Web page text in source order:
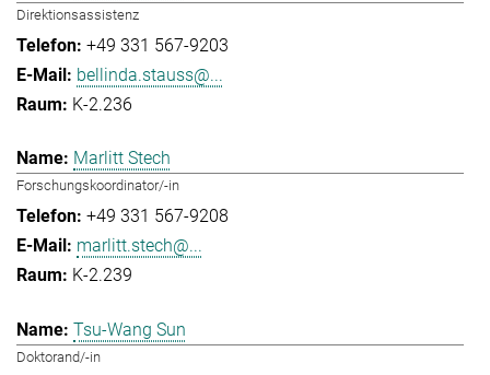
Direktionsassistenz
+49 331 567-9203
bellinda.stauss@...
K-2.236
Marlitt Stech
Forschungskoordinator/-in
+49 331 567-9208
marlitt.stech@...
K-2.239
Tsu-Wang Sun
Doktorand/-in